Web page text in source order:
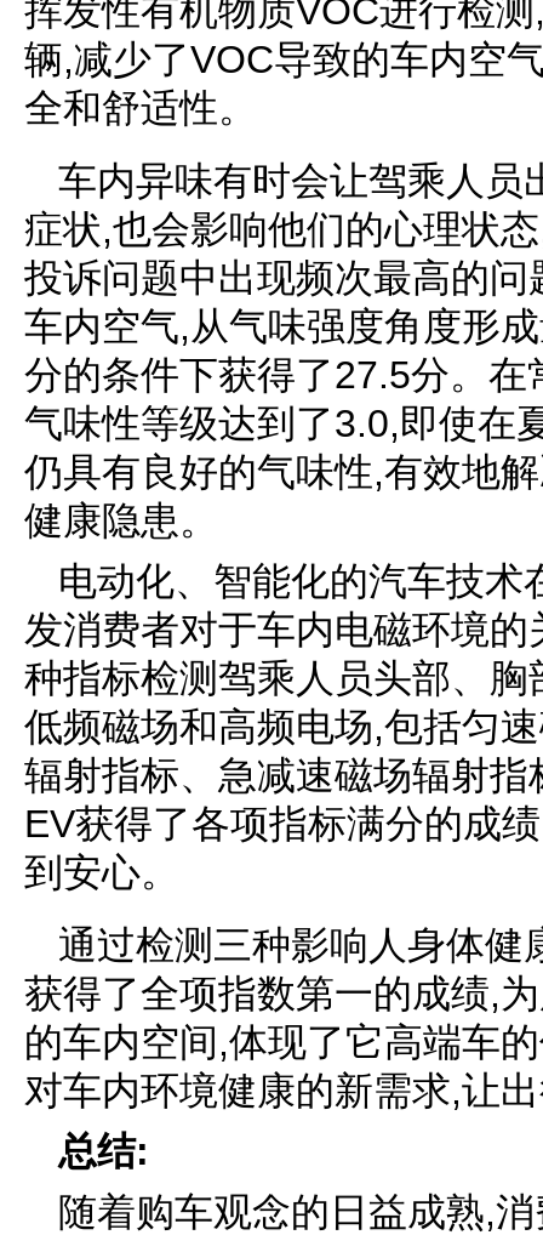
挥发性有机物质VOC进行检
辆,减少了VOC导致的车内空
全和舒适性。
车内异味有时会让驾乘人员
症状,也会影响他们的心理状
投诉问题中出现频次最高的
车内空气,从气味强度角度形
分的条件下获得了27.5分。
气味性等级达到了3.0,即使在
仍具有良好的气味性,有效地
健康隐患。
电动化、智能化的汽车技
发消费者对于车内电磁环境
种指标检测驾乘人员头部、
低频磁场和高频电场,包括匀
辐射指标、急减速磁场辐射
EV获得了各项指标满分的成
到安心。
通过检测三种影响人身体健
获得了全项指数第一的成绩,
的车内空间,体现了它高端车
对车内环境健康的新需求,让
总结:
随着购车观念的日益成熟,